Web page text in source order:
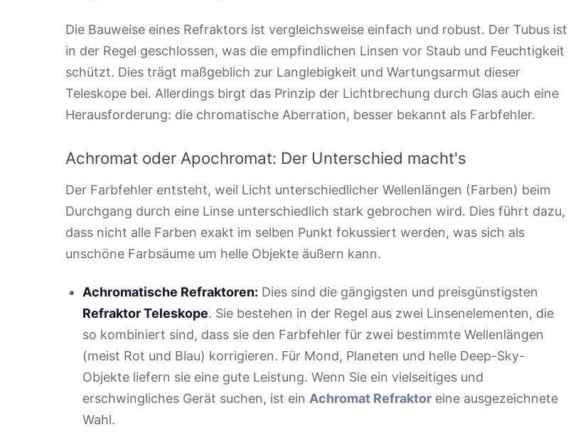
Die Bauweise eines Refraktors ist vergleichsweise einfach und robust. Der Tubus ist
in der Regel geschlossen, was die empfindlichen Linsen vor Staub und Feuchtigkeit
schützt. Dies trägt maßgeblich zur Langlebigkeit und Wartungsarmut dieser
Teleskope bei. Allerdings birgt das Prinzip der Lichtbrechung durch Glas auch eine
Herausforderung: die chromatische Aberration, besser bekannt als Farbfehler.
Achromat oder Apochromat: Der Unterschied macht's
Der Farbfehler entsteht, weil Licht unterschiedlicher Wellenlängen (Farben) beim
Durchgang durch eine Linse unterschiedlich stark gebrochen wird. Dies führt dazu,
dass nicht alle Farben exakt im selben Punkt fokussiert werden, was sich als
unschöne Farbsäume um helle Objekte äußern kann.
Achromatische Refraktoren: Dies sind die gängigsten und preisgünstigsten
Refraktor Teleskope. Sie bestehen in der Regel aus zwei Linsenelementen, die
so kombiniert sind, dass sie den Farbfehler für zwei bestimmte Wellenlängen
(meist Rot und Blau) korrigieren. Für Mond, Planeten und helle Deep-Sky-
Objekte liefern sie eine gute Leistung. Wenn Sie ein vielseitiges und
erschwingliches Gerät suchen, ist ein Achromat Refraktor eine ausgezeichnete
Wahl.